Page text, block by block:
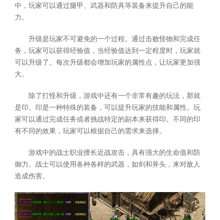
中，玩家可以通过腿甲、武器和防具等装备来提升自己的能
力。
升级是玩家不可避免的一个过程。通过击败怪物和完成任
务，玩家可以获得经验值，当经验值达到一定程度时，玩家就
可以升级了。每次升级都会增加玩家的属性点，让玩家更加强
大。
除了打怪和升级，游戏中还有一个非常有趣的玩法，那就
是印。印是一种特殊的装备，可以提升玩家的技能和属性。玩
家可以通过完成任务或者挑战特定的副本来获得印。不同的印
有不同的效果，玩家可以根据自己的需求来选择。
游戏中的战士职业擅长近战攻击，具有强大的生命值和防
御力。战士可以使用各种各样的武器，如剑和斧头，来对敌人
造成伤害。